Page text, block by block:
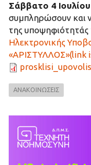
Σάββατο 4
συμπληρώσουν και
της
Ηλεκτρονικής
«ΑΡΙΣΤΥΛΛΟΣ»(link
ΑΝΑΚΟΙΝΩΣΕΙΣ